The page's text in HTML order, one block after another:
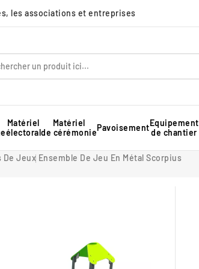
les associations et entreprises
Matériel
électoral
Matériel
de cérémoniePavoisementEquipement
de chantier
De Jeux Ensemble De Jeu En Métal Scorpius